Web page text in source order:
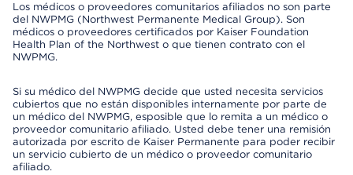
Los médicos o proveedores comunitarios afiliados no son parte
del NWPMG (Northwest Permanente Medical Group). Son
médicos o proveedores certificados por Kaiser Foundation
Health Plan of the Northwest o que tienen contrato con el
NWPMG.
Si su médico del NWPMG decide que usted necesita servicios
cubiertos que no están disponibles internamente por parte de
un médico del NWPMG, esposible que lo remita a un médico o
proveedor comunitario afiliado. Usted debe tener una remisión
autorizada por escrito de Kaiser Permanente para poder recibir
un servicio cubierto de un médico o proveedor comunitario
afiliado.